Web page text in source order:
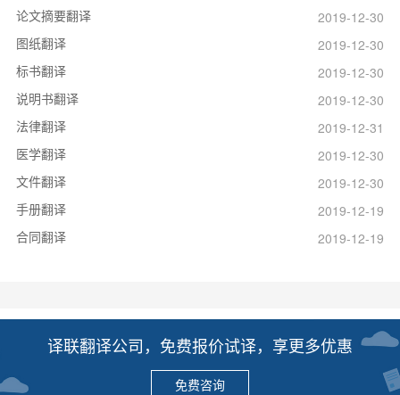
论文摘要翻译
2019-12-30
图纸翻译
2019-12-30
标书翻译
2019-12-30
说明书翻译
2019-12-30
法律翻译
2019-12-31
医学翻译
2019-12-30
文件翻译
2019-12-30
手册翻译
2019-12-19
合同翻译
2019-12-19
译联翻译公司，免费报价试译，享更多优惠
免费咨询